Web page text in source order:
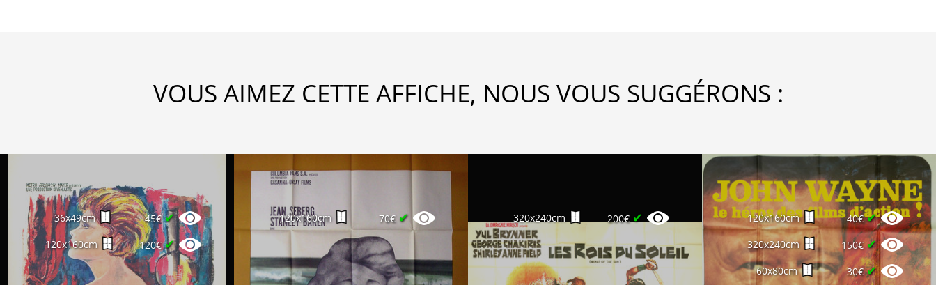
VOUS AIMEZ CETTE AFFICHE, NOUS VOUS SUGGÉRONS :
36x49cm 45€✔
120x160cm 120€✔
120x160cm 70€ ✔ 320x240cm 200€✔ 120x160cm 40€✔
320x240cm 150€✔
60x80cm 30€✔